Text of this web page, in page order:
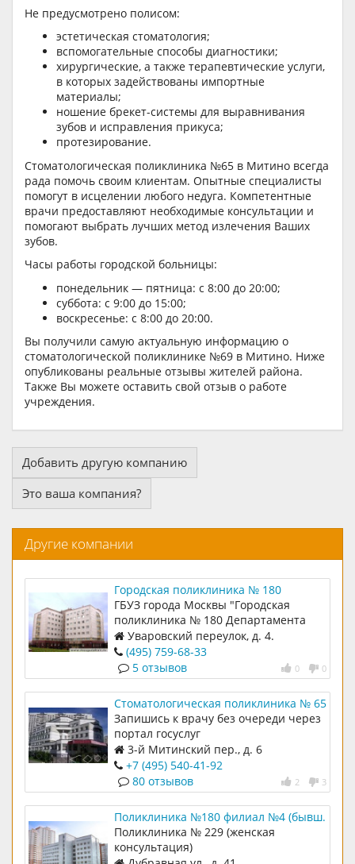
Не предусмотрено полисом:
эстетическая стоматология;
вспомогательные способы диагностики;
хирургические, а также терапевтические услуги,
в которых задействованы импортные
материалы;
ношение брекет-системы для выравнивания
зубов и исправления прикуса;
протезирование.
Стоматологическая поликлиника №65 в Митино всегда
рада помочь своим клиентам. Опытные специалисты
помогут в исцелении любого недуга. Компетентные
врачи предоставляют необходимые консультации и
помогают выбрать лучших метод излечения Ваших
зубов.
Часы работы городской больницы:
понедельник — пятница: с 8:00 до 20:00;
суббота: с 9:00 до 15:00;
воскресенье: с 8:00 до 20:00.
Вы получили самую актуальную информацию о
стоматологической поликлинике №69 в Митино. Ниже
опубликованы реальные отзывы жителей района.
Также Вы можете оставить свой отзыв о работе
учреждения.
Добавить другую компанию
Это ваша компания?
Другие компании
Городская поликлиника № 180
ГБУЗ города Москвы "Городская
поликлиника № 180 Департамента
здравоохранения города Москвы"
Уваровский переулок, д. 4.
(495) 759-68-33
0 0
5 отзывов
Стоматологическая поликлиника № 65
Запишись к врачу без очереди через
портал госуслуг
3-й Митинский пер., д. 6
+7 (495) 540-41-92
2 3
80 отзывов
Поликлиника №180 филиал №4 (бывш.
Поликлиника № 229 (женская
консультация)
Поликлиника № 229 (женская
консультация)